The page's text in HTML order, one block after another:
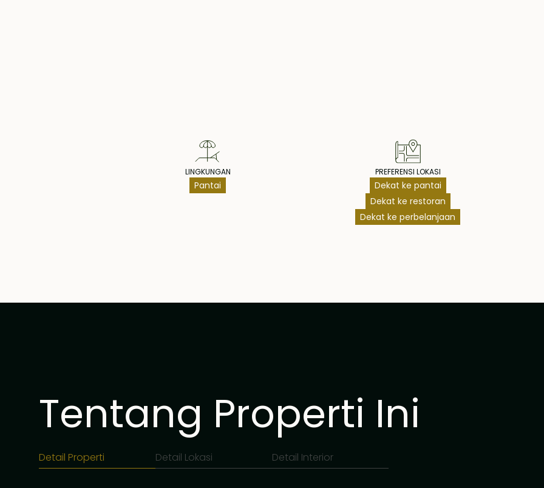
LINGKUNGAN
Pantai
PREFERENSI LOKASI
Dekat ke pantai
Dekat ke restoran
Dekat ke perbelanjaan
Tentang Properti Ini
Detail Properti Detail Lokasi Detail Interior